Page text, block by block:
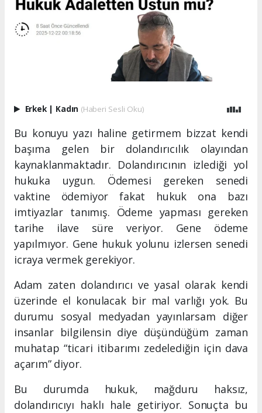
Erkek | Kadın (Haberi Sesli Oku)
Bu konuyu yazı haline getirmem bizzat kendi
başıma gelen bir dolandırıcılık olayından
kaynaklanmaktadır. Dolandırıcının izlediği yol
hukuka uygun. Ödemesi gereken senedi
vaktine ödemiyor fakat hukuk ona bazı
imtiyazlar tanımış. Ödeme yapması gereken
tarihe ilave süre veriyor. Gene ödeme
yapılmıyor. Gene hukuk yolunu izlersen senedi
icraya vermek gerekiyor.
Adam zaten dolandırıcı ve yasal olarak kendi
üzerinde el konulacak bir mal varlığı yok. Bu
durumu sosyal medyadan yayınlarsam diğer
insanlar bilgilensin diye düşündüğüm zaman
muhatap “ticari itibarımı zedelediğin için dava
açarım” diyor.
Bu durumda hukuk, mağduru haksız,
dolandırıcıyı haklı hale getiriyor. Sonuçta bu